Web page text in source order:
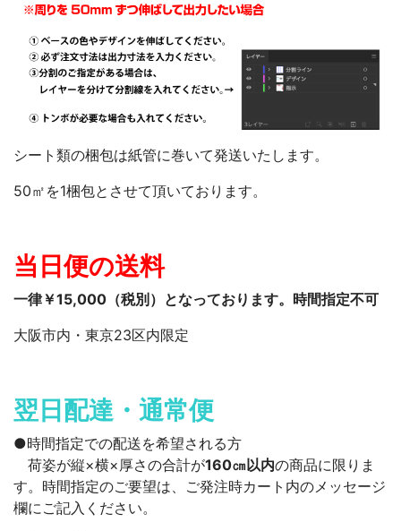
シート類の梱包は紙管に巻いて発送いたします。
50㎡を1梱包とさせて頂いております。
当日便の送料
一律￥15,000（税別）となっております。時間指定不可
大阪市内・東京23区内限定
翌日配達・通常便
●時間指定での配送を希望される方
荷姿が縦×横×厚さの合計が160㎝以内の商品に限りま
す。時間指定のご要望は、ご発注時カート内のメッセージ
欄にご記入ください。